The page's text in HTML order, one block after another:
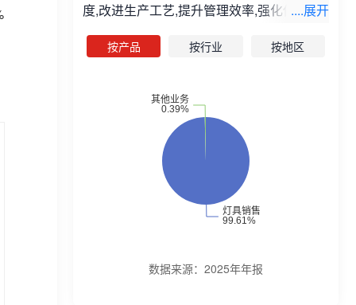
度,改进生产工艺,提升管理效率,强化供应链
体系,严控产品质量,为客户提供个性化的照
明产品与解决方案,持续为客户创造非凡价
发及销售。公司主要产品为LED照明灯具。
公司被认定为“2022年度江苏省专精特新中
....展开
按产品 按行业 按地区
数据来源： 2025年年报